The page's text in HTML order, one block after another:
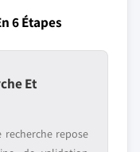
6 Étapes
Et
repose